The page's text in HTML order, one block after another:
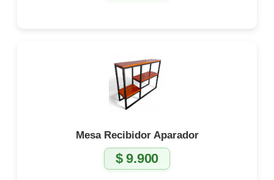
Mesa Recibidor Aparador
$9.900